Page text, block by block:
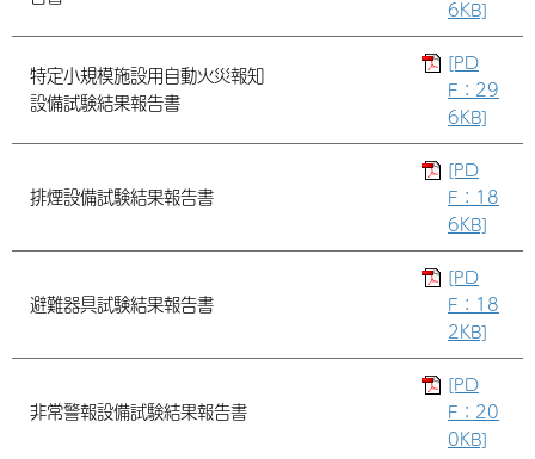
6KB]
特定小規模施設用自動火災報知
設備試験結果報告書
[PD
F：29
6KB]
排煙設備試験結果報告書
[PD
F：18
6KB]
避難器具試験結果報告書
[PD
F：18
2KB]
非常警報設備試験結果報告書
[PD
F：20
0KB]